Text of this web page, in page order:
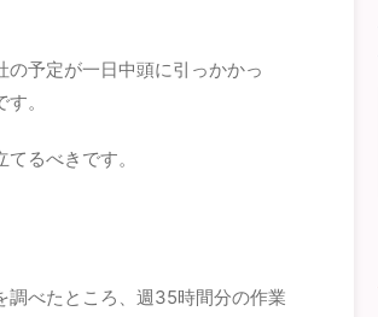
予定が一日中頭に引っかかっ
。
るべきです。
調べたところ、週35時間分の作業